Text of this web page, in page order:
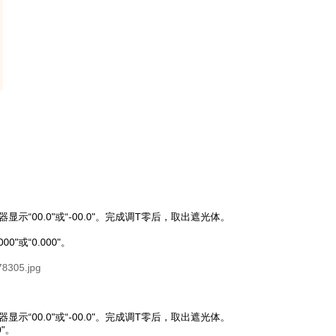
示“00.0"或“-00.0"。完成调T零后，取出遮光体。
或“0.000"。
示“00.0"或“-00.0"。完成调T零后，取出遮光体。